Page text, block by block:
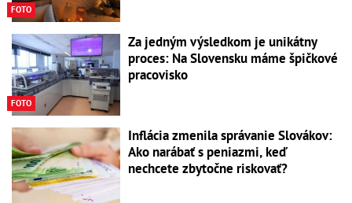
FOTO
FOTO
Za jedným výsledkom je unikátny
proces: Na Slovensku máme špičkové
pracovisko
Inflácia zmenila správanie Slovákov:
Ako narábať s peniazmi, keď
nechcete zbytočne riskovať?